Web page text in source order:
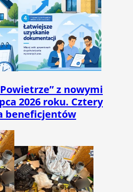
z nowymi
2026 roku. Cztery
beneficjentów